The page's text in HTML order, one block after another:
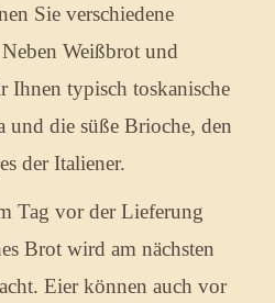
Sie verschiedene
Weißbrot und
typisch toskanische
und die süße Brioche, den
der Italiener.
Tag vor der Lieferung
Brot wird am nächsten
Eier können auch vor